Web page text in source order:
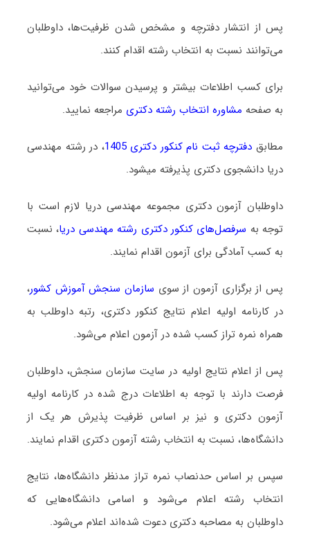
پس از انتشار دفترچه و مشخص شدن ظرفیت‌ها، داوطلبان
می‌توانند نسبت به انتخاب رشته اقدام کنند.
برای کسب اطلاعات بیشتر و پرسیدن سوالات خود می‌توانید
به صفحه مشاوره انتخاب رشته دکتری مراجعه نمایید.
مطابق دفترچه ثبت نام کنکور دکتری 1405
، در رشته ﻣﻬﻨﺪسی
درﻳﺎ دانشجوی دکتری پذیرفته میشود.
داوطلبان آزمون دکتری مجموعه ﻣﻬﻨﺪسی درﻳﺎ لازم است با
توجه به سرفصل‌های کنکور دکتری رشته ﻣﻬﻨﺪسی درﻳﺎ، نسبت
به کسب آمادگی برای آزمون اقدام نمایند.
پس از برگزاری آزمون از سوی سازمان سنجش آموزش کشور،
در کارنامه اولیه اعلام نتایج کنکور دکتری، رتبه داوطلب به
همراه نمره تراز کسب شده در آزمون اعلام می‌شود.
پس از اعلام نتایج اولیه در سایت سازمان سنجش، داوطلبان
فرصت دارند با توجه به اطلاعات درج شده در کارنامه اولیه
آزمون دکتری و نیز بر اساس ظرفیت پذیرش هر یک از
دانشگاه‌ها، نسبت به انتخاب رشته آزمون دکتری اقدام نمایند.
سپس بر اساس حدنصاب نمره تراز مدنظر دانشگاه‌ها، نتایج
انتخاب رشته اعلام می‌شود و اسامی دانشگاه‌هایی که
داوطلبان به مصاحبه دکتری دعوت شده‌اند اعلام می‌شود.